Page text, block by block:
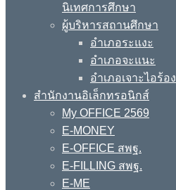
นิเทศการศึกษา
ผู้บริหารสถานศึกษา
อำเภอระแงะ
อำเภอจะแนะ
อำเภอเจาะไอร้อง
สำนักงานอิเล็กทรอนิกส์
My OFFICE 2569
E-MONEY
E-OFFICE สพฐ.
E-FILLING สพฐ.
E-ME